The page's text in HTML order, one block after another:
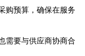
购预算，确保在服务
需要与供应商协商合